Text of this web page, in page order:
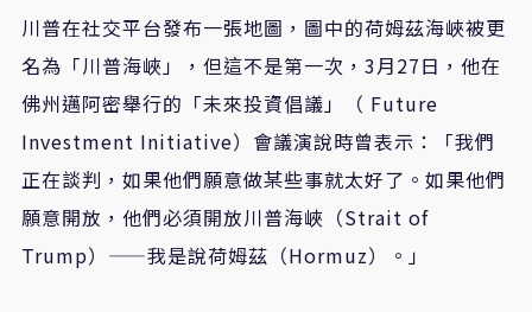
川普在社交平台發布一張地圖，圖中的荷姆茲海峽被更
名為「川普海峽」，但這不是第一次，3月27日，他在
佛州邁阿密舉行的「未來投資倡議」（ Future
Investment Initiative）會議演說時曾表示：「我們
正在談判，如果他們願意做某些事就太好了。如果他們
願意開放，他們必須開放川普海峽（Strait of
Trump）——我是說荷姆茲（Hormuz）。」